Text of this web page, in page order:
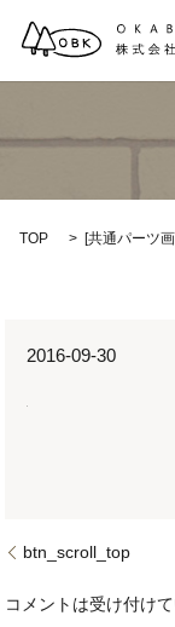
TOP [共通パーツ
2016-09-30
btn_scroll_top
コメントは受け付けて